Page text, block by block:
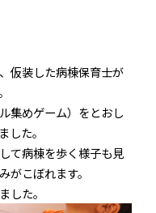
仮装した病棟保育士が
集めゲーム）をとおし
した。
て病棟を歩く様子も見
がこぼれます。
した。